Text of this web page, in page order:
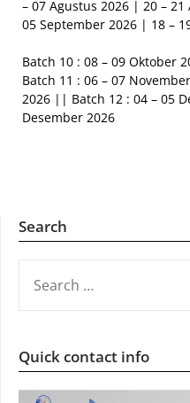
– 07 Agustus 2026 | 20 –
05 September 2026 | 18 –
Batch 10 : 08 – 09 Oktober
Batch 11 : 06 – 07
2026 || Batch 12 : 04 – 05
Desember 2026
Search
FOR:
Quick contact info